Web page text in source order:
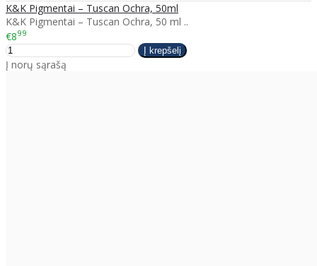
K&K Pigmentai – Tuscan Ochra, 50ml
K&K Pigmentai – Tuscan Ochra, 50 ml ..
€899
Į norų sąrašą